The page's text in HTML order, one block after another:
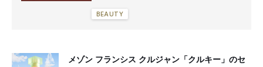
BEAUTY
メゾン フランシス クルジャン「クルキー」のセ